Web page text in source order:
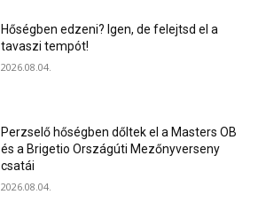
Hőségben edzeni? Igen, de felejtsd el a
tavaszi tempót!
2026.08.04.
Perzselő hőségben dőltek el a Masters OB
és a Brigetio Országúti Mezőnyverseny
csatái
2026.08.04.